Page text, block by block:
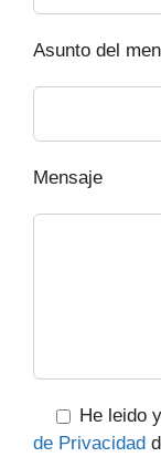
Asunto del
Mensaje
He leido
de Privacidad